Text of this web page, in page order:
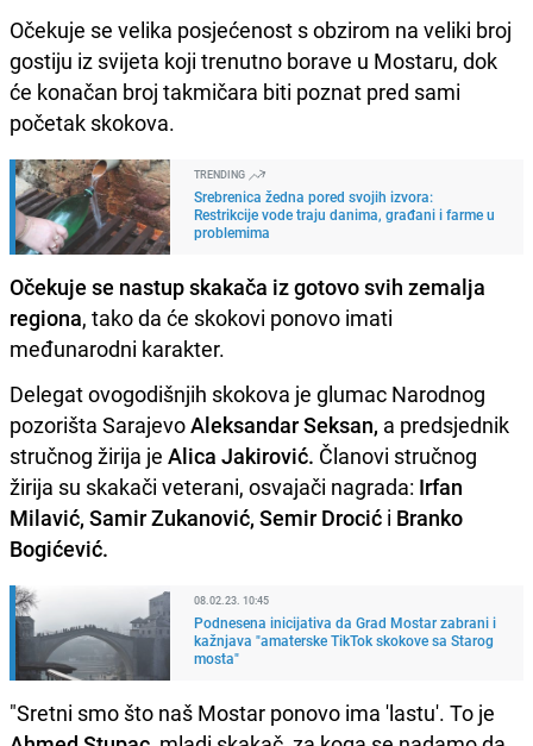
Očekuje se velika posjećenost s obzirom na veliki broj
gostiju iz svijeta koji trenutno borave u Mostaru, dok
će konačan broj takmičara biti poznat pred sami
početak skokova.
TRENDING
Srebrenica žedna pored svojih izvora:
Restrikcije vode traju danima, građani i farme u
problemima
Očekuje se nastup skakača iz gotovo svih zemalja
regiona, tako da će skokovi ponovo imati
međunarodni karakter.
Delegat ovogodišnjih skokova je glumac Narodnog
pozorišta SarajevoAleksandar Seksan, a predsjednik
stručnog žirija je Alica Jakirović. Članovi stručnog
žirija su skakači veterani, osvajači nagrada: Irfan
Milavić, Samir Zukanović, Semir Drocić i Branko
Bogićević.
08.02.23. 10:45
Podnesena inicijativa da Grad Mostar zabrani i
kažnjava "amaterske TikTok skokove sa Starog
mosta"
"Sretni smo što naš Mostar ponovo ima 'lastu'. To je